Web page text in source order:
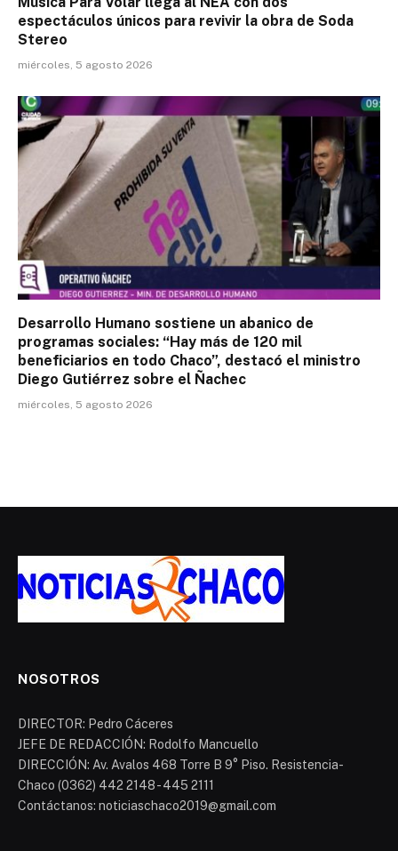
espectáculos únicos para revivir la obra de Soda
Stereo
miércoles, 5 agosto 2026
Desarrollo Humano sostiene un abanico de
programas sociales: “Hay más de 120 mil
beneficiarios en todo Chaco”, destacó el ministro
Diego Gutiérrez sobre el Ñachec
miércoles, 5 agosto 2026
NOSOTROS
DIRECTOR: Pedro Cáceres
JEFE DE REDACCIÓN: Rodolfo Mancuello
DIRECCIÓN: Av. Avalos 468 Torre B 9° Piso. Resistencia-
Chaco (0362) 442 2148 - 445 2111
Contáctanos: noticiaschaco2019@gmail.com